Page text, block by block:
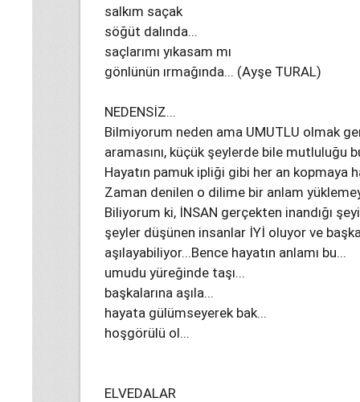
salkım saçak
söğüt dalında...
saçlarımı yıkasam mı
gönlünün ırmağında... (Ayşe TURAL)
NEDENSİZ...
Bilmiyorum neden ama UMUTLU olmak
aramasını, küçük şeylerde bile mutluluğu
Hayatın pamuk ipliği gibi her an kopmaya
Zaman denilen o dilime bir anlam
Biliyorum ki, İNSAN gerçekten inandığı
şeyler düşünen insanlar İYİ oluyor ve
aşılayabiliyor...Bence hayatın anlamı bu...
umudu yüreğinde taşı...
başkalarına aşıla...
hayata gülümseyerek bak...
hoşgörülü ol...
ELVEDALAR